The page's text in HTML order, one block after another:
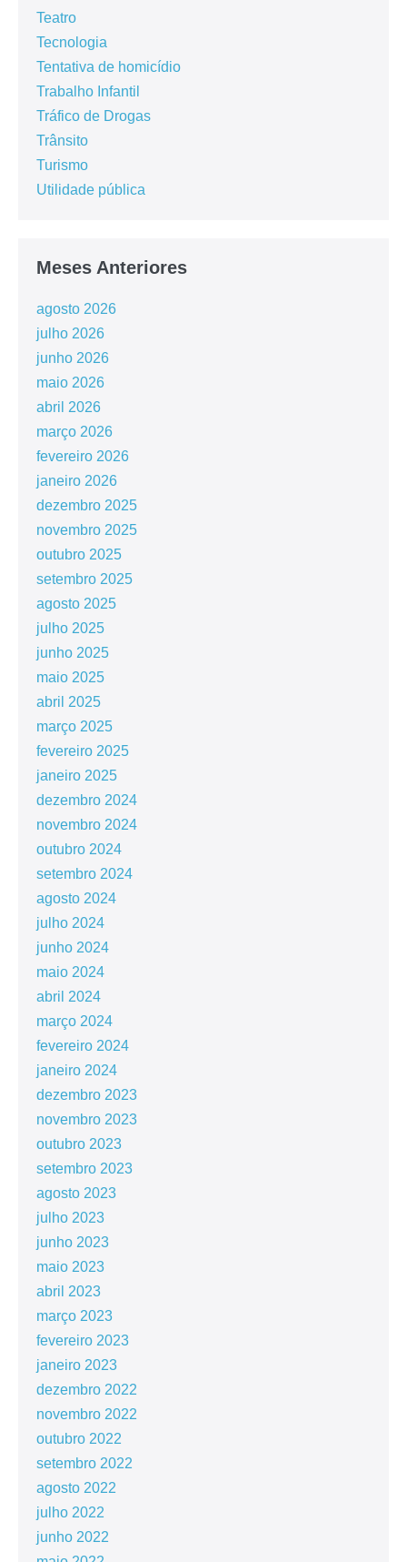
Teatro
Tecnologia
Tentativa de homicídio
Trabalho Infantil
Tráfico de Drogas
Trânsito
Turismo
Utilidade pública
Meses Anteriores
agosto 2026
julho 2026
junho 2026
maio 2026
abril 2026
março 2026
fevereiro 2026
janeiro 2026
dezembro 2025
novembro 2025
outubro 2025
setembro 2025
agosto 2025
julho 2025
junho 2025
maio 2025
abril 2025
março 2025
fevereiro 2025
janeiro 2025
dezembro 2024
novembro 2024
outubro 2024
setembro 2024
agosto 2024
julho 2024
junho 2024
maio 2024
abril 2024
março 2024
fevereiro 2024
janeiro 2024
dezembro 2023
novembro 2023
outubro 2023
setembro 2023
agosto 2023
julho 2023
junho 2023
maio 2023
abril 2023
março 2023
fevereiro 2023
janeiro 2023
dezembro 2022
novembro 2022
outubro 2022
setembro 2022
agosto 2022
julho 2022
junho 2022